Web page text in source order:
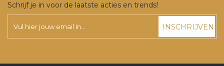
Schrijf je in voor de laatste acties en trends!
INSCHRIJVEN